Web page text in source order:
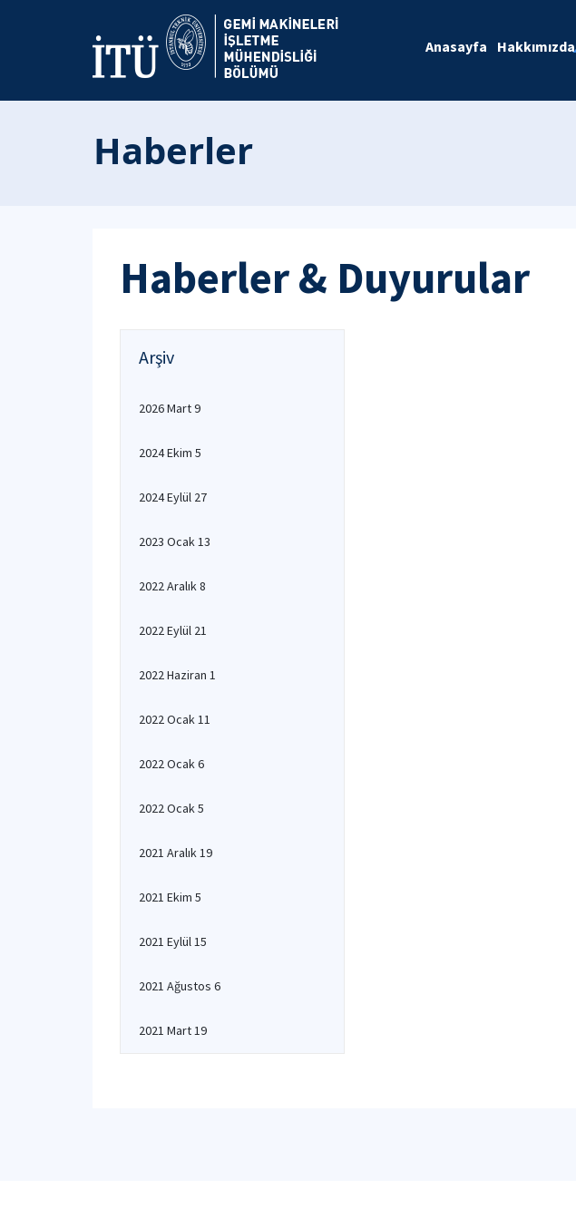
Anasayfa Hakkımızda
Haberler
Haberler & Duyurular
Arşiv
2026 Mart 9
2024 Ekim 5
2024 Eylül 27
2023 Ocak 13
2022 Aralık 8
2022 Eylül 21
2022 Haziran 1
2022 Ocak 11
2022 Ocak 6
2022 Ocak 5
2021 Aralık 19
2021 Ekim 5
2021 Eylül 15
2021 Ağustos 6
2021 Mart 19